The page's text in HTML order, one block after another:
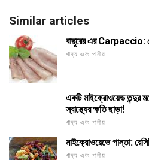
Similar articles
বাছুরের এর Carpaccio:
খাদ্য এবং পানীয়
একটি মাইক্রোওয়েভ তন্দুর
স্বাস্থ্যের ক্ষতি ছাড়া!
খাদ্য এবং পানীয়
মাইক্রোওয়েভে পাস্তা:
খাদ্য এবং পানীয়